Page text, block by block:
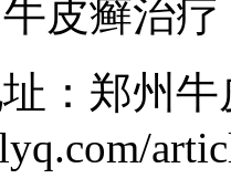
皮癣治疗
：郑州